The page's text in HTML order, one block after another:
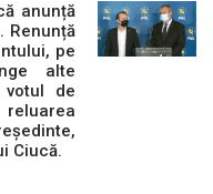
anunță
Renunță
pe
alte
de
Ciucă.